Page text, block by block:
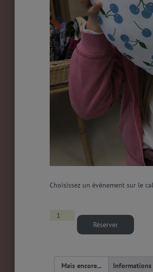
Choisissez un évènement sur le
Réserver
Mais encore... Informations